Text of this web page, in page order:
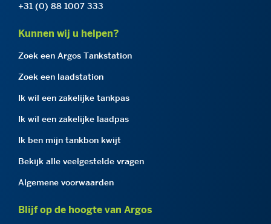
+31 (0) 88 1007 333
Kunnen wij u helpen?
Zoek een Argos Tankstation
Zoek een laadstation
Ik wil een zakelijke tankpas
Ik wil een zakelijke laadpas
Ik ben mijn tankbon kwijt
Bekijk alle veelgestelde vragen
Algemene voorwaarden
Blijf op de hoogte van Argos